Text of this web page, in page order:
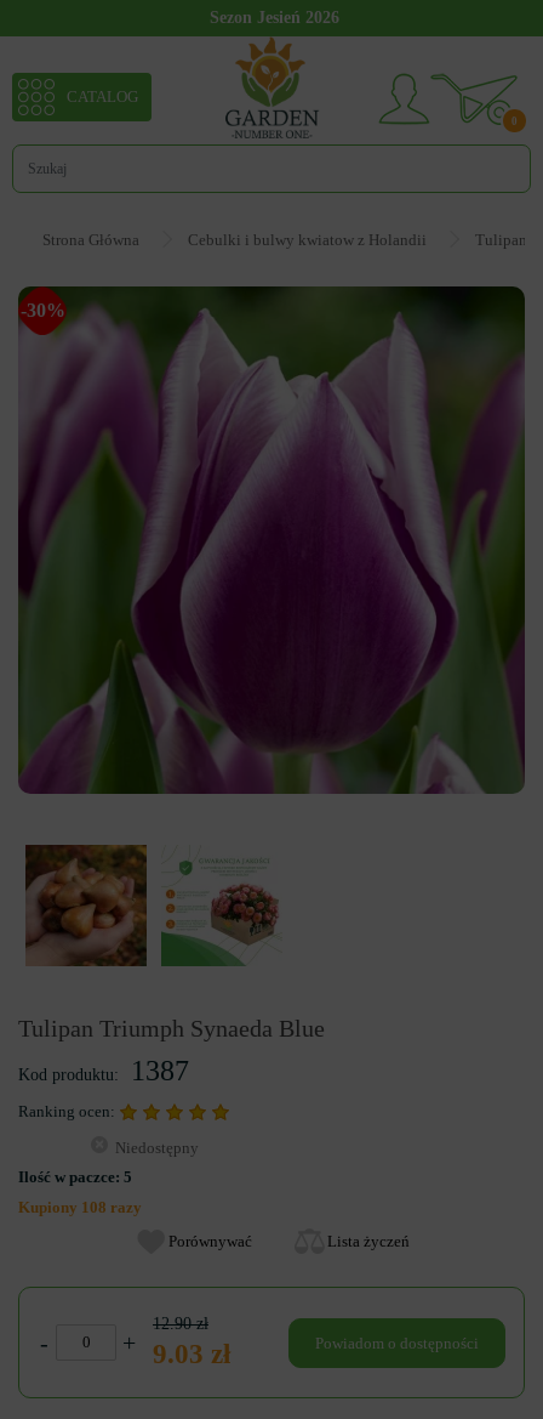
Sezon Jesień 2026
0
CATALOG
Strona Główna Cebulki i bulwy kwiatow z Holandii Tulipan
-30%
Tulipan Triumph Synaeda Blue
Kod produktu: 1387
Ranking ocen:
Niedostępny
Ilość w paczce: 5
Kupiony 108 razy
Porównywać
Lista życzeń
- +
12.90 zł
9.03 zł Powiadom o dostępności